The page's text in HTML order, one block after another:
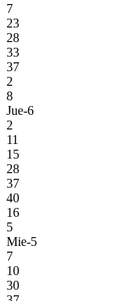
7
23
28
33
37
2
8
Jue-6
2
11
15
28
37
40
16
5
Mie-5
7
10
30